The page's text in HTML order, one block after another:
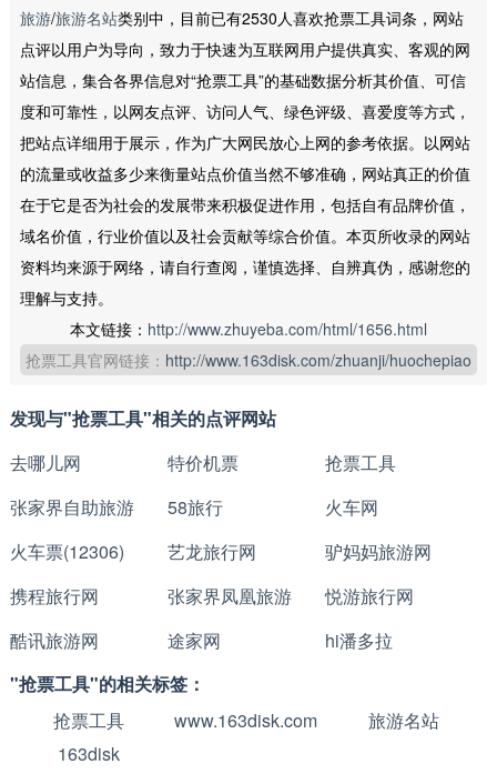
旅游/旅游名站类别中，目前已有2530人喜欢抢票工具词条，网站
点评以用户为导向，致力于快速为互联网用户提供真实、客观的网
站信息，集合各界信息对“抢票工具”的基础数据分析其价值、可信
度和可靠性，以网友点评、访问人气、绿色评级、喜爱度等方式，
把站点详细用于展示，作为广大网民放心上网的参考依据。以网站
的流量或收益多少来衡量站点价值当然不够准确，网站真正的价值
在于它是否为社会的发展带来积极促进作用，包括自有品牌价值，
域名价值，行业价值以及社会贡献等综合价值。本页所收录的网站
资料均来源于网络，请自行查阅，谨慎选择、自辨真伪，感谢您的
理解与支持。
本文链接： http://www.zhuyeba.com/html/1656.html
抢票工具官网链接： http://www.163disk.com/zhuanji/huochepiao
发现与"抢票工具"相关的点评网站
去哪儿网
特价机票
抢票工具
张家界自助旅游
58旅行
火车网
火车票(12306)
艺龙旅行网
驴妈妈旅游网
携程旅行网
张家界凤凰旅游
悦游旅行网
酷讯旅游网
途家网
hi潘多拉
"抢票工具"的相关标签：
抢票工具
www.163disk.com
旅游名站
163disk